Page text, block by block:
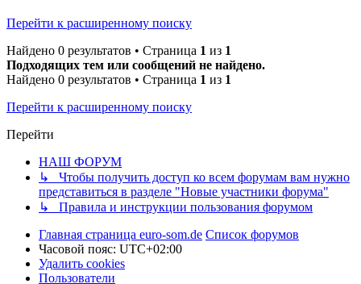
Перейти к расширенному поиску
Найдено 0 результатов • Страница 1 из 1
Подходящих тем или сообщений не найдено.
Найдено 0 результатов • Страница 1 из 1
Перейти к расширенному поиску
Перейти
НАШ ФОРУМ
↳ Чтобы получить доступ ко всем форумам вам нужно
представиться в разделе "Новые участники форума"
↳ Правила и инструкции пользования форумом
Главная страница euro-som.de Список форумов
Часовой пояс: UTC+02:00
Удалить cookies
Пользователи